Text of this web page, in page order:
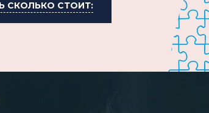
СКОЛЬКО СТОИТ: